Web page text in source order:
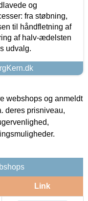
og
fra støbning,
til håndfletning af
af halv-ædelsten
udvalg.
webshops og anmeldt
deres prisniveau,
Link